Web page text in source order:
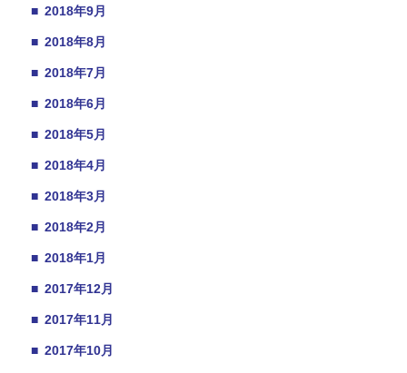
■ 2018年9月
■ 2018年8月
■ 2018年7月
■ 2018年6月
■ 2018年5月
■ 2018年4月
■ 2018年3月
■ 2018年2月
■ 2018年1月
■ 2017年12月
■ 2017年11月
■ 2017年10月